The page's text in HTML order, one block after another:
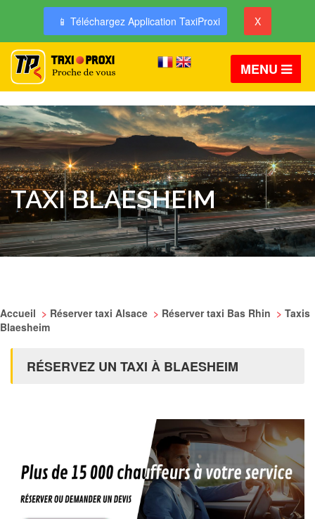
📱 Téléchargez Application TaxiProxi X
MENU
TAXI BLAESHEIM
Accueil > Réserver taxi Alsace > Réserver taxi Bas Rhin > Taxis
Blaesheim
RÉSERVEZ UN TAXI À BLAESHEIM